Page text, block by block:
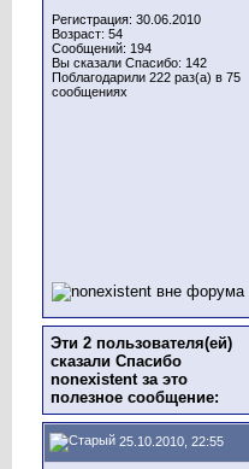
Регистрация: 30.06.2010
Возраст: 54
Сообщений: 194
Вы сказали Спасибо: 142
Поблагодарили 222 раз(а) в 75
сообщениях
Эти 2 пользователя(ей)
сказали Спасибо
nonexistent за это
полезное сообщение:
25.10.2010, 22:55